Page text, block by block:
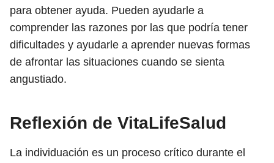
para obtener ayuda. Pueden ayudarle a
comprender las razones por las que podría tener
dificultades y ayudarle a aprender nuevas formas
de afrontar las situaciones cuando se sienta
angustiado.
Reflexión de VitaLifeSalud
La individuación es un proceso crítico durante el